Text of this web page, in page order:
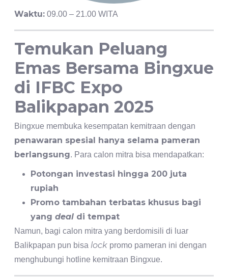
Waktu: 09.00 – 21.00 WITA
Temukan Peluang
Emas Bersama Bingxue
di IFBC Expo
Balikpapan 2025
Bingxue membuka kesempatan kemitraan dengan
penawaran spesial hanya selama pameran
berlangsung. Para calon mitra bisa mendapatkan:
Potongan investasi hingga 200 juta
rupiah
Promo tambahan terbatas khusus bagi
yang deal di tempat
Namun, bagi calon mitra yang berdomisili di luar
Balikpapan pun bisa lock promo pameran ini dengan
menghubungi hotline kemitraan Bingxue.